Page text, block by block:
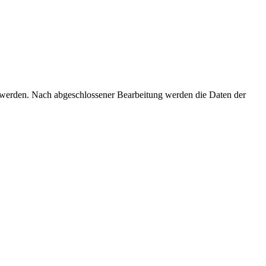
Nach abgeschlossener Bearbeitung werden die Daten der